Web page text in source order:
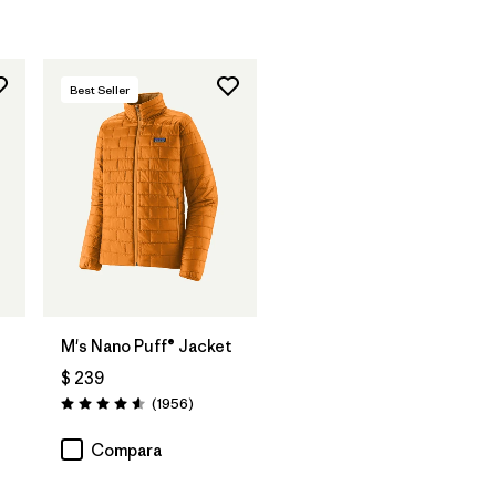
Best Seller
M's Nano Puff® Jacket
$ 239
Valoración: 4.6 / 5
(1956Comentarios
)
Compara